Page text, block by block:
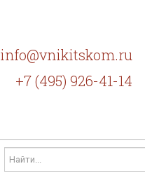
info@vnikitskom.ru
+7 (495) 926-41-14